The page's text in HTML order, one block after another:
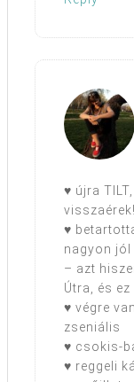
♥ újra
visszaérek!
♥
nagyon jól
– azt
Útra, és
♥ végre
zseniális
♥ csokis-
♥ reggeli